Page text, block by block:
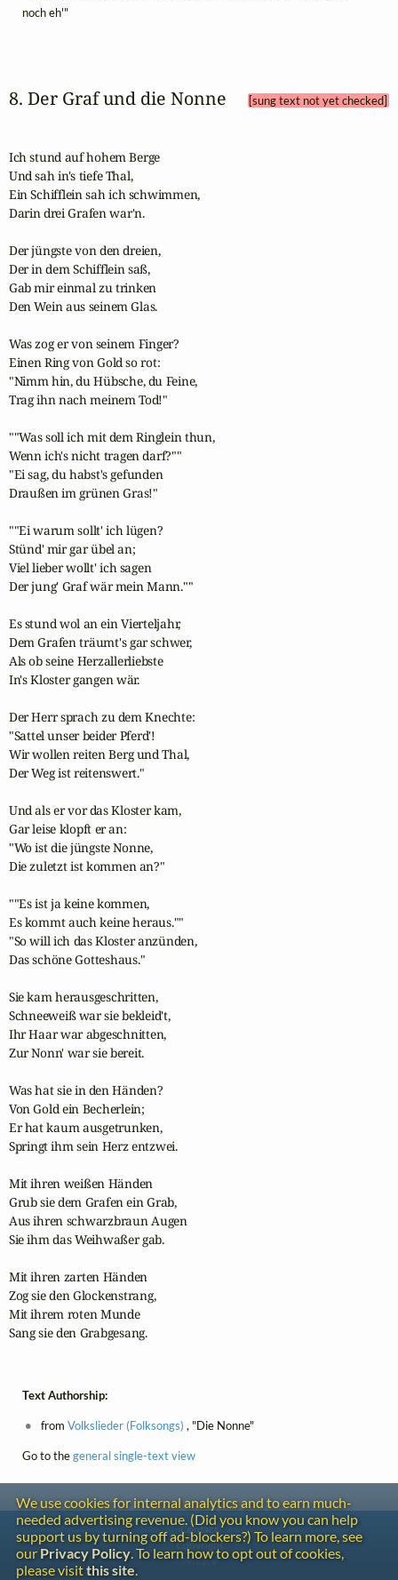
noch eh'"
8. Der Graf und die Nonne [sung text not yet checked]
Ich stund auf hohem Berge
Und sah in's tiefe Thal,
Ein Schifflein sah ich schwimmen,
Darin drei Grafen war'n.
Der jüngste von den dreien,
Der in dem Schifflein saß,
Gab mir einmal zu trinken
Den Wein aus seinem Glas.
Was zog er von seinem Finger?
Einen Ring von Gold so rot:
"Nimm hin, du Hübsche, du Feine,
Trag ihn nach meinem Tod!"
""Was soll ich mit dem Ringlein thun,
Wenn ich's nicht tragen darf?""
"Ei sag, du habst's gefunden
Draußen im grünen Gras!"
""Ei warum sollt' ich lügen?
Stünd' mir gar übel an;
Viel lieber wollt' ich sagen
Der jung' Graf wär mein Mann.""
Es stund wol an ein Vierteljahr,
Dem Grafen träumt's gar schwer,
Als ob seine Herzallerliebste
In's Kloster gangen wär.
Der Herr sprach zu dem Knechte:
"Sattel unser beider Pferd'!
Wir wollen reiten Berg und Thal,
Der Weg ist reitenswert."
Und als er vor das Kloster kam,
Gar leise klopft er an:
"Wo ist die jüngste Nonne,
Die zuletzt ist kommen an?"
""Es ist ja keine kommen,
Es kommt auch keine heraus.""
"So will ich das Kloster anzünden,
Das schöne Gotteshaus."
Sie kam herausgeschritten,
Schneeweiß war sie bekleid't,
Ihr Haar war abgeschnitten,
Zur Nonn' war sie bereit.
Was hat sie in den Händen?
Von Gold ein Becherlein;
Er hat kaum ausgetrunken,
Springt ihm sein Herz entzwei.
Mit ihren weißen Händen
Grub sie dem Grafen ein Grab,
Aus ihren schwarzbraun Augen
Sie ihm das Weihwaßer gab.
Mit ihren zarten Händen
Zog sie den Glockenstrang,
Mit ihrem roten Munde
Sang sie den Grabgesang.
Text Authorship:
from Volkslieder (Folksongs) , "Die Nonne"
Go to thegeneral single-text view
We use cookies for internal analytics and to earn much-
needed advertising revenue. (Did you know you can help
support us by turning off ad-blockers?) To learn more, see
our Privacy Policy. To learn how to opt out of cookies,
please visitthis site.
Contact
Copyright
Privacy